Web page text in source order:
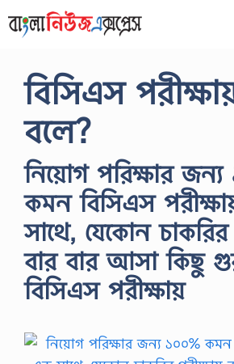
to
বিসিএস
বলে?
নিয়োগ পরিক্ষার
কমন বিসিএস
সাথে, যেকোন চাকরির
বার বার আসা কিছু
বিসিএস পরীক্ষায়